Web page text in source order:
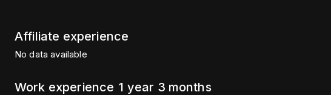
Affiliate experience
No data available
Work experience 1 year 3 months